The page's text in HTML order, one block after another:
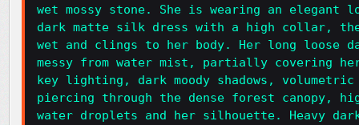
wet mossy stone. She is wearing an elegant
dark matte silk dress with a high collar,
wet and clings to her body. Her long loose
messy from water mist, partially covering
key lighting, dark moody shadows,
piercing through the dense forest canopy,
water droplets and her silhouette. Heavy